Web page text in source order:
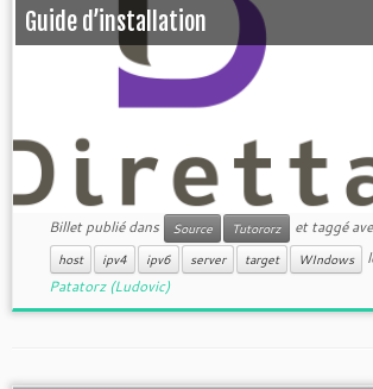
Guide d’installation
Billet publié dans Source Tutororz et taggé
host
ipv4 ipv6 server target WIndows
Patatorz (Ludovic)